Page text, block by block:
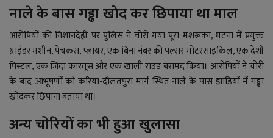
नाले के बास गड्ढा खोद कर छिपाया था माल
आरोपियों की निशानदेही पर पुलिस ने चोरी गया पूरा मशरूका, घटना में प्रयुक्त
ग्राइंडर मशीन, पेचकस, प्लायर, एक बिना नंबर की पल्सर मोटरसाइकिल, एक देशी
पिस्टल, एक जिंदा कारतूस और एक खाली राउंड बरामद किया। आरोपियों ने चोरी
के बाद आभूषणों को करिया-दौलतपुरा मार्ग स्थित नाले के पास झाड़ियों में गड्ढा
खोदकर छिपाना बताया था।
अन्य चोरियों का भी हुआ खुलासा